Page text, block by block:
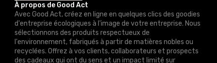
À propos de Good Act
Avec Good Act, créez en ligne en quelques clics des goodies
d'entreprise écologiques à l'image de votre entreprise. Nous
sélectionnons des produits respectueux de
l'environnement, fabriqués à partir de matières nobles ou
recyclées. Offrez à vos clients, collaborateurs et prospects
des cadeaux qui ont du sens et un impact limité sur